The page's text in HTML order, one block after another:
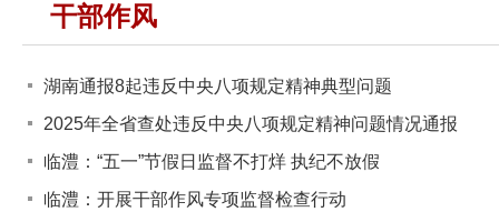
干部作风
湖南通报8起违反中央八项规定精神典型问题
2025年全省查处违反中央八项规定精神问题情况通报
临澧：“五一”节假日监督不打烊 执纪不放假
临澧：开展干部作风专项监督检查行动